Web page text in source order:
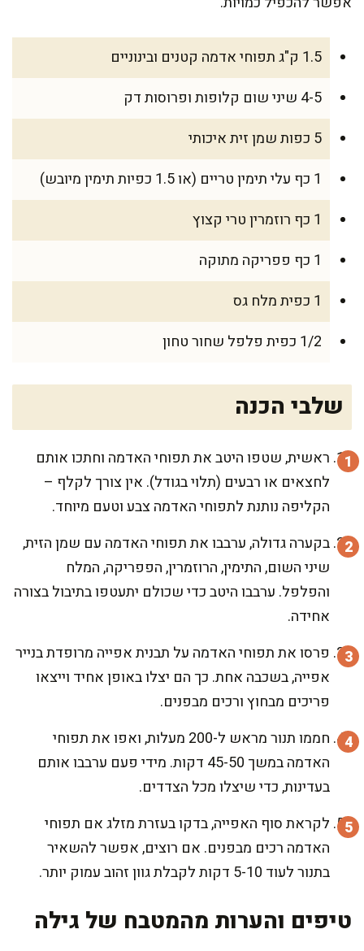
1.5 ק"ג תפוחי אדמה קטנים ובינוניים
4-5 שיני שום קלופות ופרוסות דק
5 כפות שמן זית איכותי
1 כף עלי תימין טריים (או 1.5 כפיות תימין מיובש)
1 כף רוזמרין טרי קצוץ
1 כף פפריקה מתוקה
1 כפית מלח גס
1/2 כפית פלפל שחור טחון
שלבי הכנה
ראשית, שטפו היטב את תפוחי האדמה וחתכו אותם
לחצאים או רבעים (תלוי בגודל). אין צורך לקלף –
הקליפה נותנת לתפוחי האדמה צבע וטעם מיוחד.
בקערה גדולה, ערבבו את תפוחי האדמה עם שמן הזית,
שיני השום, התימין, הרוזמרין, הפפריקה, המלח
והפלפל. ערבבו היטב כדי שכולם יתעטפו בתיבול בצורה
אחידה.
פרסו את תפוחי האדמה על תבנית אפייה מרופדת בנייר
אפייה, בשכבה אחת. כך הם יצלו באופן אחיד וייצאו
פריכים מבחוץ ורכים מבפנים.
חממו תנור מראש ל-200 מעלות, ואפו את תפוחי
האדמה במשך 45-50 דקות. מידי פעם ערבבו אותם
בעדינות, כדי שיצלו מכל הצדדים.
לקראת סוף האפייה, בדקו בעזרת מזלג אם תפוחי
האדמה רכים מבפנים. אם רוצים, אפשר להשאיר
בתנור לעוד 5-10 דקות לקבלת גוון זהוב עמוק יותר.
טיפים והערות מהמטבח של גילה